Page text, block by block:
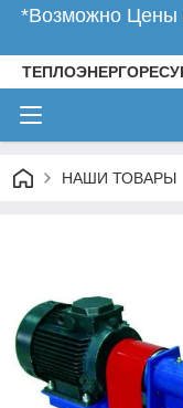
*Возможно Цены
НАШИ ТОВАРЫ